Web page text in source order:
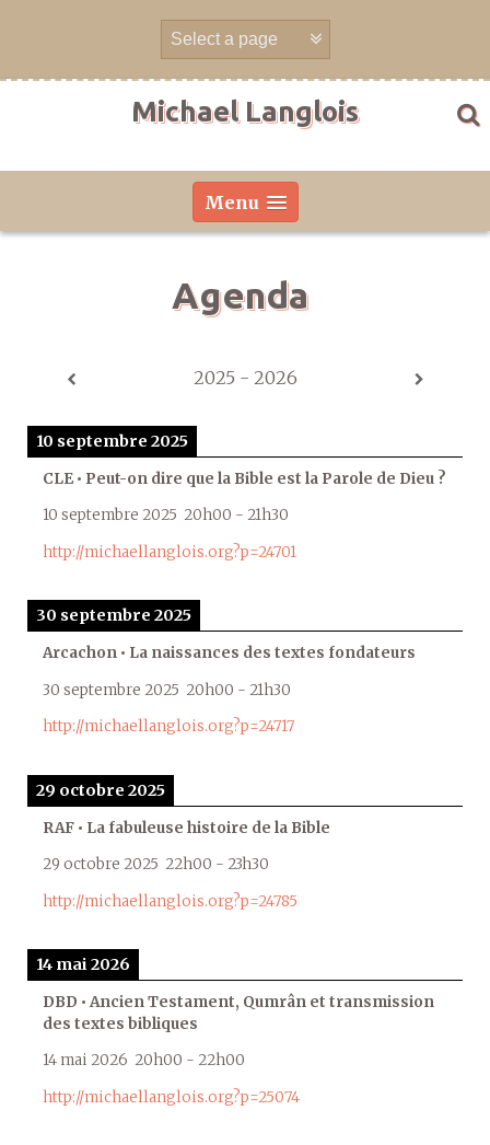
Michael Langlois
Menu
Agenda
2025 - 2026
10 septembre 2025
CLE • Peut-on dire que la Bible est la Parole de Dieu ?
10 septembre 2025 20h00 - 21h30
http://michaellanglois.org?p=24701
30 septembre 2025
Arcachon • La naissances des textes fondateurs
30 septembre 2025 20h00 - 21h30
http://michaellanglois.org?p=24717
29 octobre 2025
RAF • La fabuleuse histoire de la Bible
29 octobre 2025 22h00 - 23h30
http://michaellanglois.org?p=24785
14 mai 2026
DBD • Ancien Testament, Qumrân et transmission
des textes bibliques
14 mai 2026 20h00 - 22h00
http://michaellanglois.org?p=25074